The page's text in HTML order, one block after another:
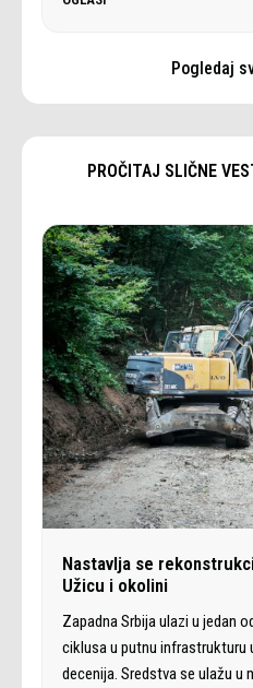
Pogledaj
PROČITAJ SLIČNE
Nastavlja se
Užicu i okolini
Zapadna Srbija ulazi u jedan
ciklusa u putnu infrastrukturu
decenija. Sredstva se ulažu u